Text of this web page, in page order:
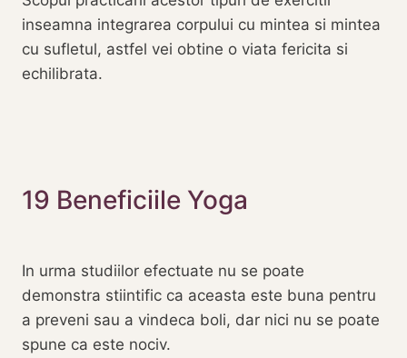
inseamna integrarea corpului cu mintea si mintea
cu sufletul, astfel vei obtine o viata fericita si
echilibrata.
19 Beneficiile Yoga
In urma studiilor efectuate nu se poate
demonstra stiintific ca aceasta este buna pentru
a preveni sau a vindeca boli, dar nici nu se poate
spune ca este nociv.